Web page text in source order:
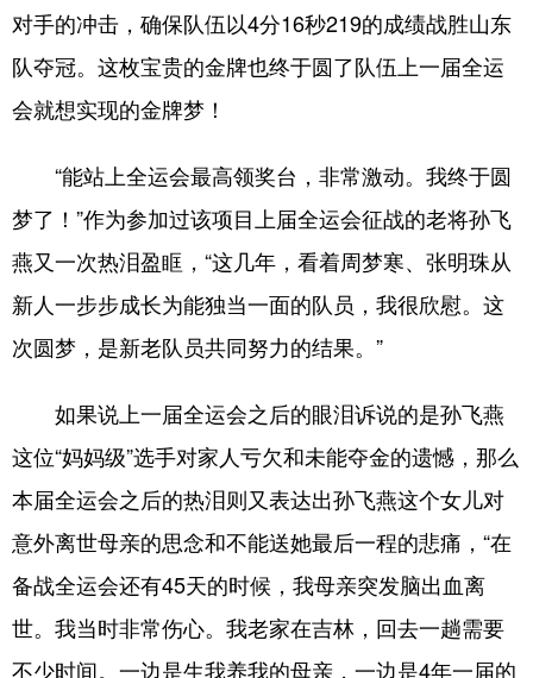
Português
对手的冲击，确保队伍以4分16秒219的成绩战胜山东
队夺冠。这枚宝贵的金牌也终于圆了队伍上一届全运
会就想实现的金牌梦！
“能站上全运会最高领奖台，非常激动。我终于圆
梦了！”作为参加过该项目上届全运会征战的老将孙飞
燕又一次热泪盈眶，“这几年，看着周梦寒、张明珠从
新人一步步成长为能独当一面的队员，我很欣慰。这
次圆梦，是新老队员共同努力的结果。”
如果说上一届全运会之后的眼泪诉说的是孙飞燕
这位“妈妈级”选手对家人亏欠和未能夺金的遗憾，那么
本届全运会之后的热泪则又表达出孙飞燕这个女儿对
意外离世母亲的思念和不能送她最后一程的悲痛，“在
备战全运会还有45天的时候，我母亲突发脑出血离
世。我当时非常伤心。我老家在吉林，回去一趟需要
不少时间。一边是生我养我的母亲，一边是4年一届的